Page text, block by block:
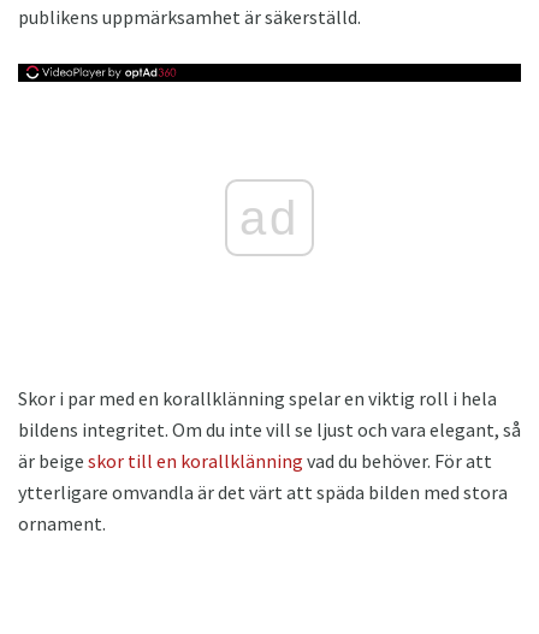
publikens uppmärksamhet är säkerställd.
ad
Skor i par med en korallklänning spelar en viktig roll i hela
bildens integritet. Om du inte vill se ljust och vara elegant, så
är beige skor till en korallklänning vad du behöver. För att
ytterligare omvandla är det värt att späda bilden med stora
ornament.